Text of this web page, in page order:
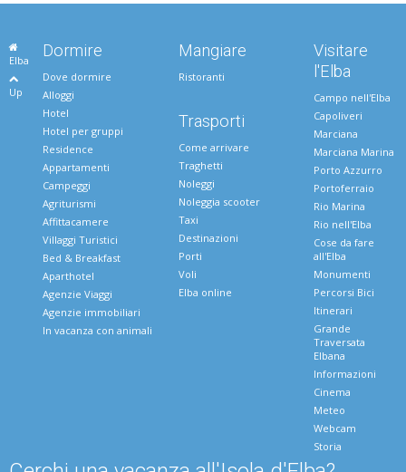
Elba
Up
Dormire
Dove dormire
Alloggi
Hotel
Hotel per gruppi
Residence
Appartamenti
Campeggi
Agriturismi
Affittacamere
Villaggi Turistici
Bed & Breakfast
Aparthotel
Agenzie Viaggi
Agenzie immobiliari
In vacanza con animali
Mangiare
Ristoranti
Trasporti
Come arrivare
Traghetti
Noleggi
Noleggia scooter
Taxi
Destinazioni
Porti
Voli
Elba online
Visitare
l'Elba
Campo nell'Elba
Capoliveri
Marciana
Marciana Marina
Porto Azzurro
Portoferraio
Rio Marina
Rio nell'Elba
Cose da fare
all'Elba
Monumenti
Percorsi Bici
Itinerari
Grande
Traversata
Elbana
Informazioni
Cinema
Meteo
Webcam
Storia